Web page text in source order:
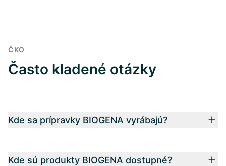
ČKO
Často kladené otázky
Kde sa prípravky BIOGENA vyrábajú?
Kde sú produkty BIOGENA dostupné?